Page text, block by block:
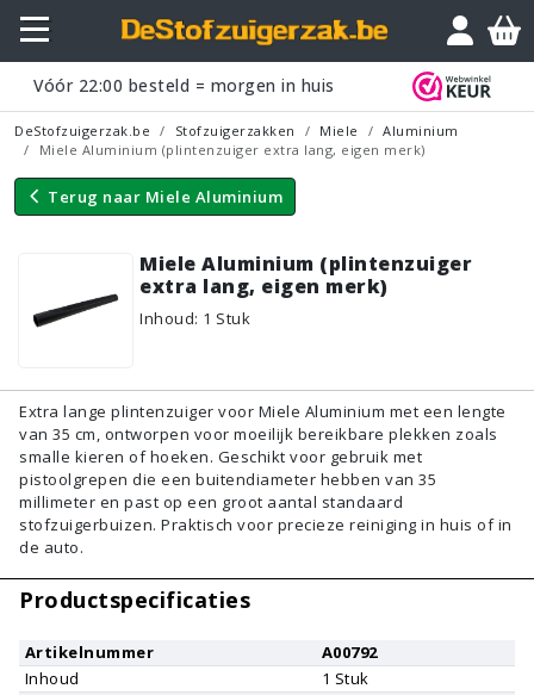
Vóór 22:00 besteld = morgen in huis
DeStofzuigerzak.be Stofzuigerzakken Miele
Aluminium
Miele Aluminium (plintenzuiger extra lang, eigen merk)
Terug naar Miele Aluminium
Miele Aluminium (plintenzuiger
extra lang, eigen merk)
Inhoud: 1 Stuk
Vraagje?
Extra lange plintenzuiger voor Miele Aluminium met een lengte
van 35 cm, ontworpen voor moeilijk bereikbare plekken zoals
smalle kieren of hoeken. Geschikt voor gebruik met
pistoolgrepen die een buitendiameter hebben van 35
millimeter en past op een groot aantal standaard
stofzuigerbuizen. Praktisch voor precieze reiniging in huis of in
de auto.
Productspecificaties
Artikelnummer
A00792
Inhoud
1 Stuk